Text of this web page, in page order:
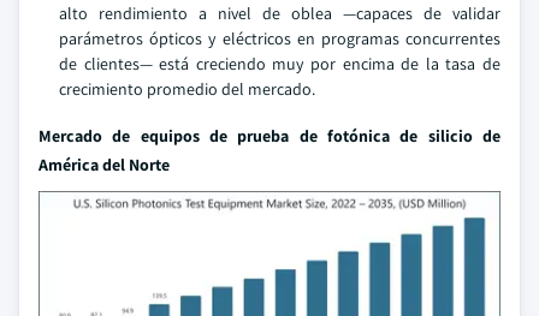
alto rendimiento a nivel de oblea —capaces de validar
parámetros ópticos y eléctricos en programas concurrentes
de clientes— está creciendo muy por encima de la tasa de
crecimiento promedio del mercado.
Mercado de equipos de prueba de fotónica de silicio de
América del Norte